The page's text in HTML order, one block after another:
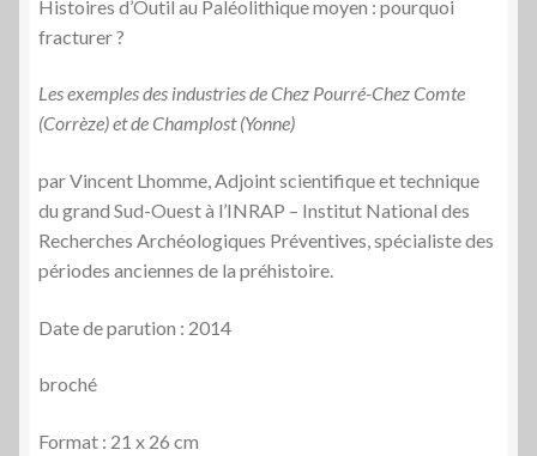
Histoires d’Outil au Paléolithique moyen : pourquoi
fracturer ?
Les exemples des industries de Chez Pourré-Chez Comte
(Corrèze) et de Champlost (Yonne)
par Vincent Lhomme, Adjoint scientifique et technique
du grand Sud-Ouest à l’INRAP – Institut National des
Recherches Archéologiques Préventives, spécialiste des
périodes anciennes de la préhistoire.
Date de parution : 2014
broché
Format : 21 x 26 cm